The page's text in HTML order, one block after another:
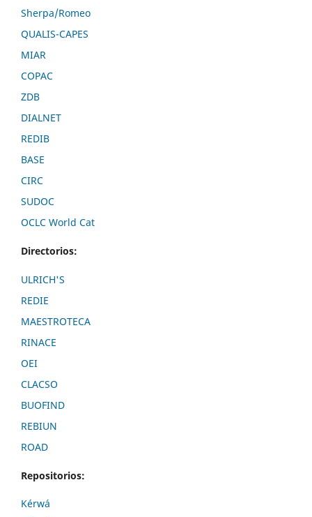
Sherpa/Romeo
QUALIS-CAPES
MIAR
COPAC
ZDB
DIALNET
REDIB
BASE
CIRC
SUDOC
OCLC World Cat
Directorios:
ULRICH'S
REDIE
MAESTROTECA
RINACE
OEI
CLACSO
BUOFIND
REBIUN
ROAD
Repositorios:
Kérwá